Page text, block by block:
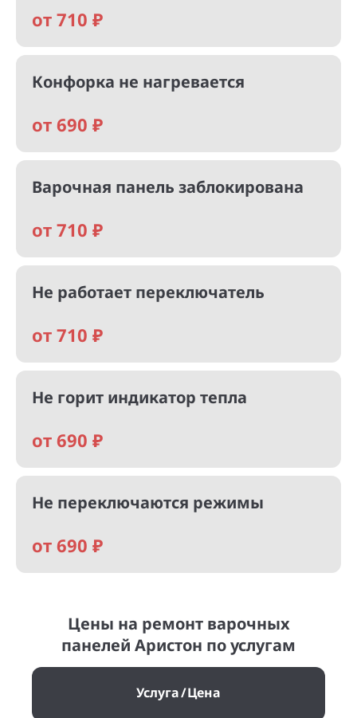
от 710 ₽
Конфорка не нагревается
от 690 ₽
Варочная панель заблокирована
от 710 ₽
Не работает переключатель
от 710 ₽
Не горит индикатор тепла
от 690 ₽
Не переключаются режимы
от 690 ₽
Цены на ремонт варочных
панелей Аристон по услугам
Услуга Цена